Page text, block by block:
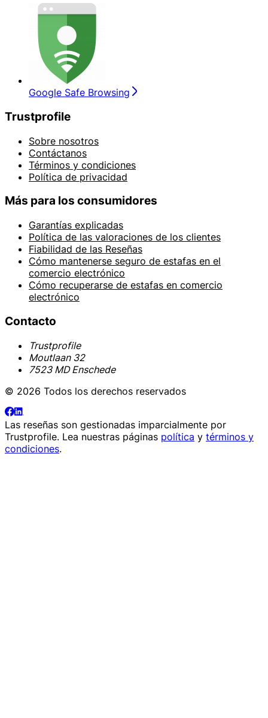
Google Safe Browsing
Trustprofile
Sobre nosotros
Contáctanos
Términos y condiciones
Política de privacidad
Más para los consumidores
Garantías explicadas
Política de las valoraciones de los clientes
Fiabilidad de las Reseñas
Cómo mantenerse seguro de estafas en el
comercio electrónico
Cómo recuperarse de estafas en comercio
electrónico
Contacto
Trustprofile
Moutlaan 32
7523 MD Enschede
© 2026 Todos los derechos reservados
Las reseñas son gestionadas imparcialmente por
Trustprofile. Lea nuestras páginas política y términos y
condiciones.